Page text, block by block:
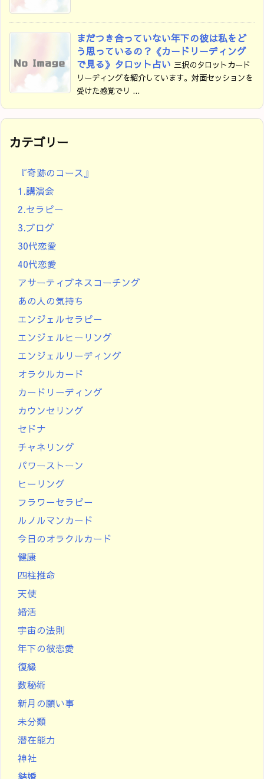
まだつき合っていない年下の彼は私をど
う思っているの？《カードリーディング
で見る》タロット占い 三択のタロットカード
リーディングを紹介しています。対面セッションを
受けた感覚でリ ...
カテゴリー
『奇跡のコース』
1.講演会
2.セラピー
3.ブログ
30代恋愛
40代恋愛
アサーティブネスコーチング
あの人の気持ち
エンジェルセラピー
エンジェルヒーリング
エンジェルリーディング
オラクルカード
カードリーディング
カウンセリング
セドナ
チャネリング
パワーストーン
ヒーリング
フラワーセラピー
ルノルマンカード
今日のオラクルカード
健康
四柱推命
天使
婚活
宇宙の法則
年下の彼恋愛
復縁
数秘術
新月の願い事
未分類
潜在能力
神社
結婚